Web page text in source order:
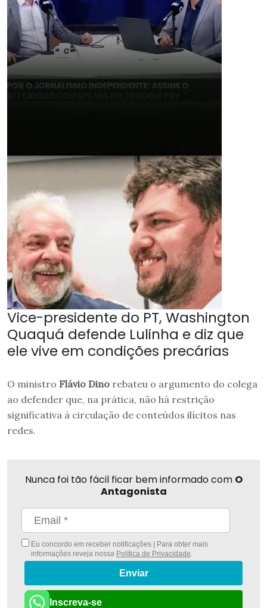
Vice-presidente do PT, Washington
Quaquá defende Lulinha e diz que
ele vive em condições precárias
O ministro Flávio Dino rebateu o argumento do colega
ao defender que, na prática, não há restrição
significativa à circulação de conteúdos ilícitos nas
redes.
Nunca foi tão fácil ficar bem informado com O
Antagonista
Eu concordo em receber notificações | Para obter mais
informações reveja nossa Política de Privacidade.
Enviar
Inscreva-se